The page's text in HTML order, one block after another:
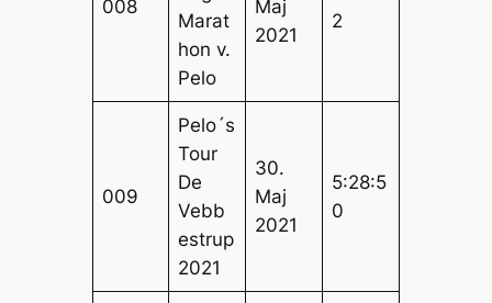
008
Marat
hon v.
Pelo
Maj
2021
2
009
Pelo´s
Tour
De
Vebb
estrup
2021
30.
Maj
2021
5:28:5
0